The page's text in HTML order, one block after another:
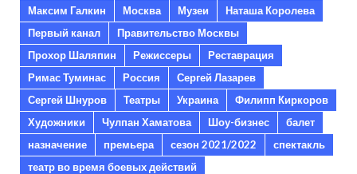
Максим Галкин
Москва Музеи
Наташа Королева
Первый канал
Правительство Москвы
Прохор Шаляпин
Режиссеры
Реставрация
Римас Туминас
Россия
Сергей Лазарев
Сергей Шнуров
Театры Украина
Филипп Киркоров
Художники
Чулпан Хаматова Шоу-бизнес
балет
назначение
премьера сезон 2021/2022
спектакль
театр во время боевых действий